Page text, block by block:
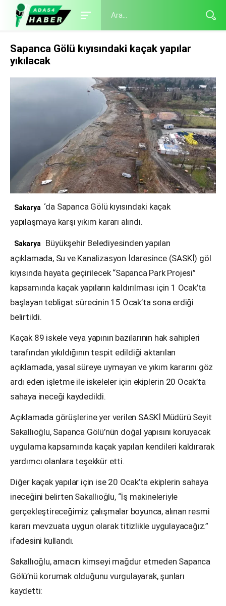
Sapanca Gölü kıyısındaki kaçak yapılar
yıkılacak
Sakarya ‘da Sapanca Gölü kıyısındaki kaçak
yapılaşmaya karşı yıkım kararı alındı.
Sakarya
Büyükşehir Belediyesinden yapılan
açıklamada, Su ve Kanalizasyon İdaresince (SASKİ) göl
kıyısında hayata geçirilecek “Sapanca Park Projesi”
kapsamında kaçak yapıların kaldırılması için 1 Ocak’ta
başlayan tebligat sürecinin 15 Ocak’ta sona erdiği
belirtildi.
Kaçak 89 iskele veya yapının bazılarının hak sahipleri
tarafından yıkıldığının tespit edildiği aktarılan
açıklamada, yasal süreye uymayan ve yıkım kararını göz
ardı eden işletme ile iskeleler için ekiplerin 20 Ocak’ta
sahaya ineceği kaydedildi.
Açıklamada görüşlerine yer verilen SASKİ Müdürü Seyit
Sakallıoğlu, Sapanca Gölü’nün doğal yapısını koruyacak
uygulama kapsamında kaçak yapıları kendileri kaldırarak
yardımcı olanlara teşekkür etti.
Diğer kaçak yapılar için ise 20 Ocak’ta ekiplerin sahaya
ineceğini belirten Sakallıoğlu, “İş makineleriyle
gerçekleştireceğimiz çalışmalar boyunca, alınan resmi
kararı mevzuata uygun olarak titizlikle uygulayacağız.”
ifadesini kullandı.
Sakallıoğlu, amacın kimseyi mağdur etmeden Sapanca
Gölü’nü korumak olduğunu vurgulayarak, şunları
kaydetti: